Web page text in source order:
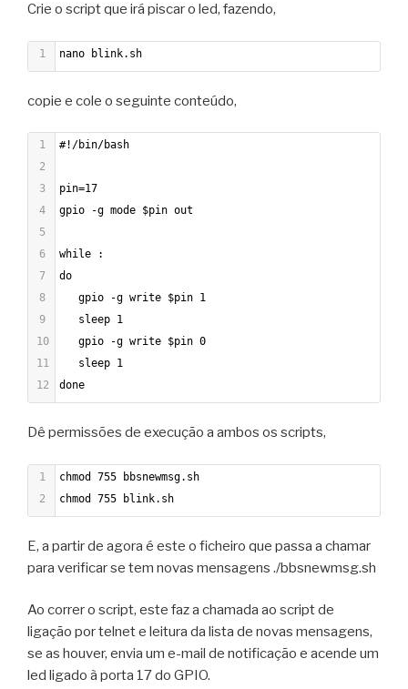
Crie o script que irá piscar o led, fazendo,
1 nano blink.sh
copie e cole o seguinte conteúdo,
1
#!/bin/bash
2
3
pin=17
4
gpio -g mode $pin out
5
6
while :
7
do
8
   gpio -g write $pin 1
9
   sleep 1
10
   gpio -g write $pin 0
11
   sleep 1
12
done
Dê permissões de execução a ambos os scripts,
1
chmod 755 bbsnewmsg.sh
2
chmod 755 blink.sh
E, a partir de agora é este o ficheiro que passa a chamar
para verificar se tem novas mensagens ./bbsnewmsg.sh
Ao correr o script, este faz a chamada ao script de
ligação por telnet e leitura da lista de novas mensagens,
se as houver, envia um e-mail de notificação e acende um
led ligado à porta 17 do GPIO.